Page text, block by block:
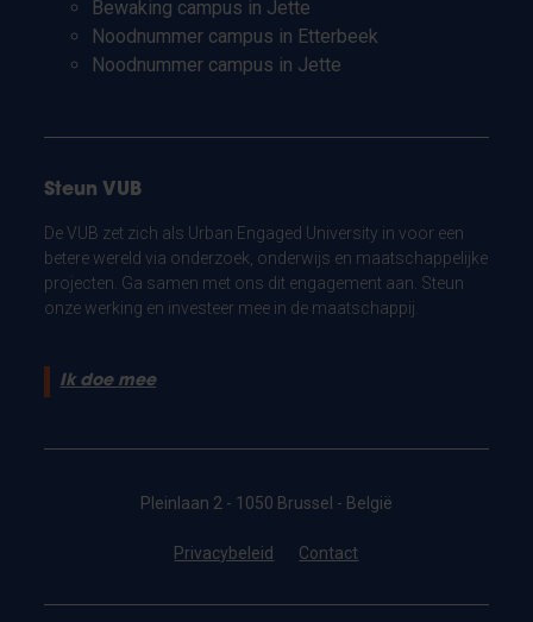
Bewaking campus in Jette
Noodnummer campus in Etterbeek
Noodnummer campus in Jette
Steun VUB
De VUB zet zich als Urban Engaged University in voor een
betere wereld via onderzoek, onderwijs en maatschappelijke
projecten. Ga samen met ons dit engagement aan. Steun
onze werking en investeer mee in de maatschappij.
Ik doe mee
Pleinlaan 2 - 1050 Brussel - België
Privacybeleid Contact